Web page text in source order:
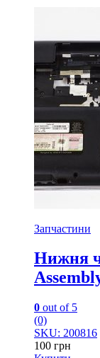
Запчастини
Нижня
0 out of 5
(0)
SKU: 200816
100 грн